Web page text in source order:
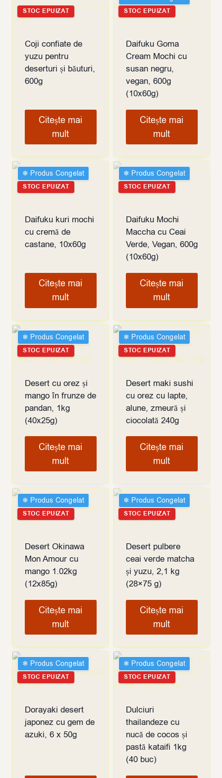
STOC EPUIZAT
Coji confiate de
yuzu pentru
deserturi și băuturi,
600g
Citește mai
mult
STOC EPUIZAT
Daifuku Goma
Cream Mochi cu
susan negru,
vegan, 600g
(10x60g)
Citește mai
mult
❄︎ Produs Congelat
STOC EPUIZAT
Daifuku kuri mochi
cu cremă de
castane, 10x60g
Citește mai
mult
❄︎ Produs Congelat
STOC EPUIZAT
Daifuku Mochi
Maccha cu Ceai
Verde, Vegan, 600g
(10x60g)
Citește mai
mult
❄︎ Produs Congelat
STOC EPUIZAT
Desert cu orez și
mango în frunze de
pandan, 1kg
(40x25g)
Citește mai
mult
❄︎ Produs Congelat
STOC EPUIZAT
Desert maki sushi
cu orez cu lapte,
alune, zmeură și
ciocolată 240g
Citește mai
mult
❄︎ Produs Congelat
STOC EPUIZAT
Desert Okinawa
Mon Amour cu
mango 1.02kg
(12x85g)
Citește mai
mult
❄︎ Produs Congelat
STOC EPUIZAT
Desert pulbere
ceai verde matcha
și yuzu, 2,1 kg
(28×75 g)
Citește mai
mult
❄︎ Produs Congelat
STOC EPUIZAT
Dorayaki desert
japonez cu gem de
azuki, 6 x 50g
❄︎ Produs Congelat
STOC EPUIZAT
Dulciuri
thailandeze cu
nucă de cocos și
pastă kataifi 1kg
(40 buc)